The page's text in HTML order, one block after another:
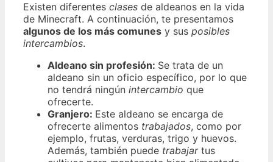
Existen diferentes clases de aldeanos en la vida
de Minecraft. A continuación, te presentamos
algunos de los más comunes y sus posibles
intercambios.
Aldeano sin profesión: Se trata de un
aldeano sin un oficio específico, por lo que
no tendrá ningún intercambio que
ofrecerte.
Granjero: Este aldeano se encarga de
ofrecerte alimentos trabajados, como por
ejemplo, frutas, verduras, trigo y huevos.
Además, también puede trabajartus